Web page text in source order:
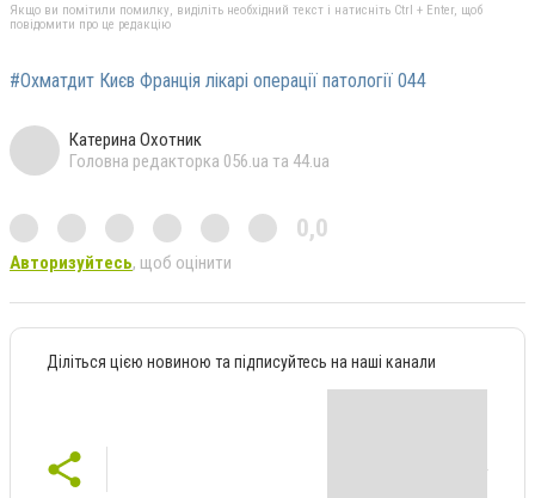
Якщо ви помітили помилку, виділіть необхідний текст і натисніть Ctrl + Enter, щоб
повідомити про це редакцію
#Охматдит Києв Франція лікарі операції патології 044
Катерина Охотник
Головна редакторка 056.ua та 44.ua
0,0
Авторизуйтесь, щоб оцінити
Діліться цією новиною та підписуйтесь на наші канали